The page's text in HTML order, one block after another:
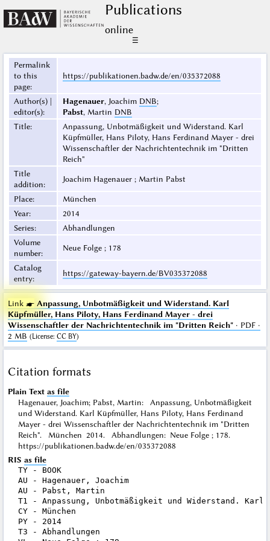
Publications
online
☰
Permalink
to this
page:
https://publikationen.badw.de/en/035372088
Author(s) |
editor(s):
Hagenauer, Joachim DNB;
Pabst, Martin DNB
Title:
Anpassung, Unbotmäßigkeit und Widerstand. Karl
Küpfmüller, Hans Piloty, Hans Ferdinand Mayer - drei
Wissenschaftler der Nachrichtentechnik im "Dritten
Reich"
Title
addition:
Joachim Hagenauer ; Martin Pabst
Place:
München
Year:
2014
Series:
Abhandlungen
Volume
number:
Neue Folge ; 178
Catalog
entry:
https://gateway-bayern.de/BV035372088
Link ☛ Anpassung, Unbotmäßigkeit und Widerstand. Karl
Küpfmüller, Hans Piloty, Hans Ferdinand Mayer - drei
Wissenschaftler der Nachrichtentechnik im "Dritten Reich"· PDF ·
2 MB (License: CC BY)
Citation formats
Plain Text as file
Hagenauer, Joachim; Pabst, Martin: Anpassung, Unbotmäßigkeit
und Widerstand. Karl Küpfmüller, Hans Piloty, Hans Ferdinand
Mayer - drei Wissenschaftler der Nachrichtentechnik im "Dritten
Reich". München 2014. Abhandlungen: Neue Folge ; 178.
https://publikationen.badw.de/en/035372088
RIS as file
TY - BOOK
AU - Hagenauer, Joachim
AU - Pabst, Martin
T1 - Anpassung, Unbotmäßigkeit und Widerstand.
CY - München
PY - 2014
T3 - Abhandlungen